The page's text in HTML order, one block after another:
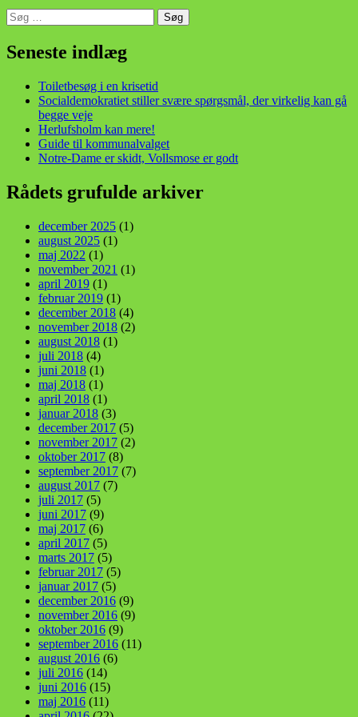
Søg
efter:
Seneste indlæg
Toiletbesøg i en krisetid
Socialdemokratiet stiller svære spørgsmål, der virkelig kan gå
begge veje
Herlufsholm kan mere!
Guide til kommunalvalget
Notre-Dame er skidt, Vollsmose er godt
Rådets grufulde arkiver
december 2025 (1)
august 2025 (1)
maj 2022 (1)
november 2021 (1)
april 2019 (1)
februar 2019 (1)
december 2018 (4)
november 2018 (2)
august 2018 (1)
juli 2018 (4)
juni 2018 (1)
maj 2018 (1)
april 2018 (1)
januar 2018 (3)
december 2017 (5)
november 2017 (2)
oktober 2017 (8)
september 2017 (7)
august 2017 (7)
juli 2017 (5)
juni 2017 (9)
maj 2017 (6)
april 2017 (5)
marts 2017 (5)
februar 2017 (5)
januar 2017 (5)
december 2016 (9)
november 2016 (9)
oktober 2016 (9)
september 2016 (11)
august 2016 (6)
juli 2016 (14)
juni 2016 (15)
maj 2016 (11)